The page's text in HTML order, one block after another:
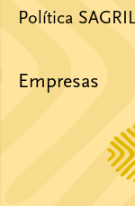
Política
Empresas